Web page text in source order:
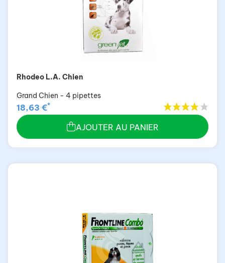
Rhodeo L.A. Chien
Grand Chien - 4 pipettes
18,63 €*
AJOUTER AU PANIER